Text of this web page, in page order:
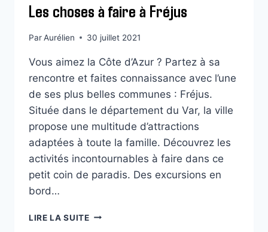
Les choses à faire à Fréjus
ParAurélien 30 juillet 2021
Vous aimez la Côte d’Azur ? Partez à sa
rencontre et faites connaissance avec l’une
de ses plus belles communes : Fréjus.
Située dans le département du Var, la ville
propose une multitude d’attractions
adaptées à toute la famille. Découvrez les
activités incontournables à faire dans ce
petit coin de paradis. Des excursions en
bord…
LIRE LA SUITELES